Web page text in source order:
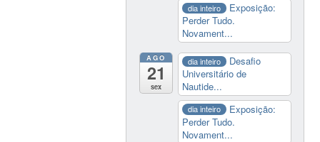
dia inteiro
Exposição:
Perder Tudo.
Novament...
AGO
21
sex
dia inteiro
Desafio
Universitário de
Nautide...
dia inteiro
Exposição:
Perder Tudo.
Novament...